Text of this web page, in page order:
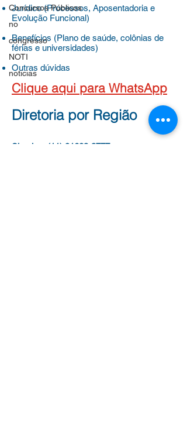
Concursos Públicos
no
congresso
NOTI
noticias
Jurídico (Processos, Aposentadoria e
Evolução Funcional)
Benefícios (Plano de saúde, colônias de
férias e universidades)
Outras dúvidas
Clique aqui para WhatsApp
Diretoria por Região
Sheyla – (11) 91683-3777